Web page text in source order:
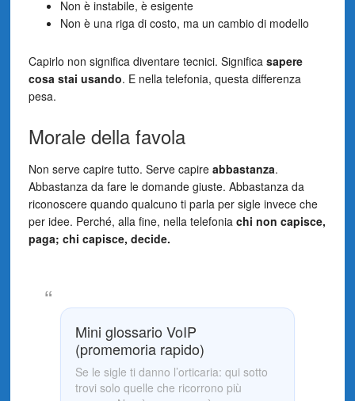
Non è instabile, è esigente
Non è una riga di costo, ma un cambio di modello
Capirlo non significa diventare tecnici. Significa sapere
cosa stai usando. E nella telefonia, questa differenza
pesa.
Morale della favola
Non serve capire tutto. Serve capire abbastanza.
Abbastanza da fare le domande giuste. Abbastanza da
riconoscere quando qualcuno ti parla per sigle invece che
per idee. Perché, alla fine, nella telefonia chi non capisce,
paga; chi capisce, decide.
Mini glossario VoIP
(promemoria rapido)
Se le sigle ti danno l’orticaria: qui sotto
trovi solo quelle che ricorrono più